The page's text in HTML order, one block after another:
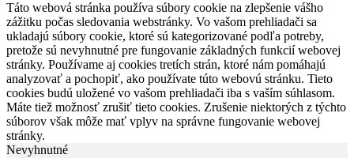
Táto webová stránka používa súbory cookie na zlepšenie vášho
zážitku počas sledovania webstránky. Vo vašom prehliadači sa
ukladajú súbory cookie, ktoré sú kategorizované podľa potreby,
pretože sú nevyhnutné pre fungovanie základných funkcií webovej
stránky. Používame aj cookies tretích strán, ktoré nám pomáhajú
analyzovať a pochopiť, ako používate túto webovú stránku. Tieto
cookies budú uložené vo vašom prehliadači iba s vaším súhlasom.
Máte tiež možnosť zrušiť tieto cookies. Zrušenie niektorých z týchto
súborov však môže mať vplyv na správne fungovanie webovej
stránky.
Nevyhnutné